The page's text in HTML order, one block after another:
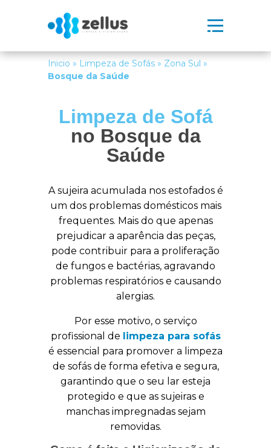
Inicio » Limpeza de Sofás » Zona Sul »
Bosque da Saúde
Limpeza de Sofá
no Bosque da
Saúde
A sujeira acumulada nos estofados é
um dos problemas domésticos mais
frequentes. Mais do que apenas
prejudicar a aparência das peças,
pode contribuir para a proliferação
de fungos e bactérias, agravando
problemas respiratórios e causando
alergias.
Por esse motivo, o serviço
profissional de limpeza para sofás
é essencial para promover a limpeza
de sofás de forma efetiva e segura,
garantindo que o seu lar esteja
protegido e que as sujeiras e
manchas impregnadas sejam
removidas.